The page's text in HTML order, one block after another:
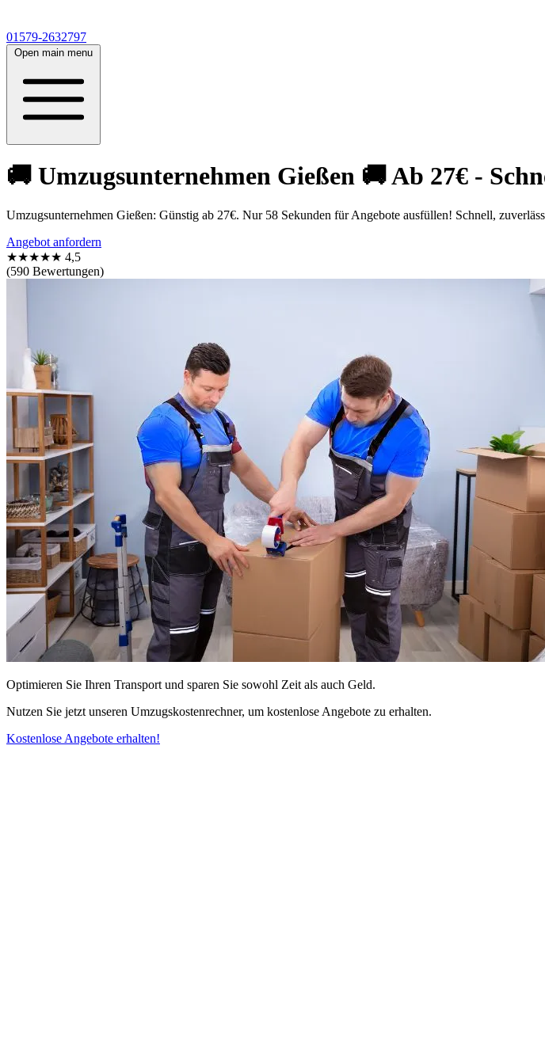
01579-2632797
Open main menu
🚚 Umzugsunternehmen Gießen 🚚 Ab 27€ -
Umzugsunternehmen Gießen: Günstig ab 27€. Nur 58 Sekunden für Angebote ausfüllen! Schnell,
Angebot anfordern
★★★★★ 4,5
(590 Bewertungen)
Optimieren Sie Ihren Transport und sparen Sie sowohl Zeit als auch Geld.
Nutzen Sie jetzt unseren Umzugskostenrechner, um kostenlose Angebote zu erhalten.
Kostenlose Angebote erhalten!